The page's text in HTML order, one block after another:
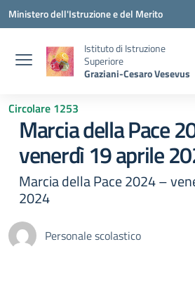
Vai ai contenuti
Vai al menu di navigazione
Vai al footer
Ministero dell'Istruzione e del Merito
Istituto di Istruzione
Superiore
Graziani-Cesaro Vesevus
Circolare 1253
Marcia della Pace
venerdì 19 aprile
Marcia della Pace 2024 –
2024
Personale scolastico